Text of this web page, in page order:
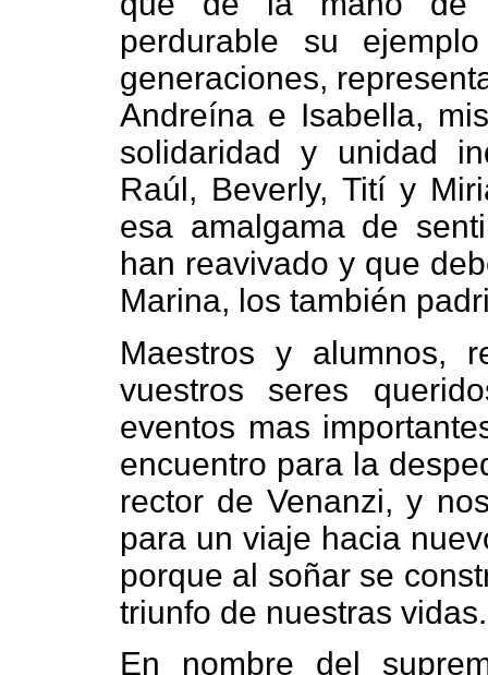
perdurable su
generaciones,
Andreína e Isabella,
solidaridad y unidad
Raúl, Beverly, Tití y
esa amalgama de
han reavivado y que
Marina, los también
Maestros y alumnos,
vuestros seres
eventos mas
encuentro para la
rector de Venanzi, y
para un viaje hacia
porque al soñar se
triunfo de nuestras vidas.
En nombre del